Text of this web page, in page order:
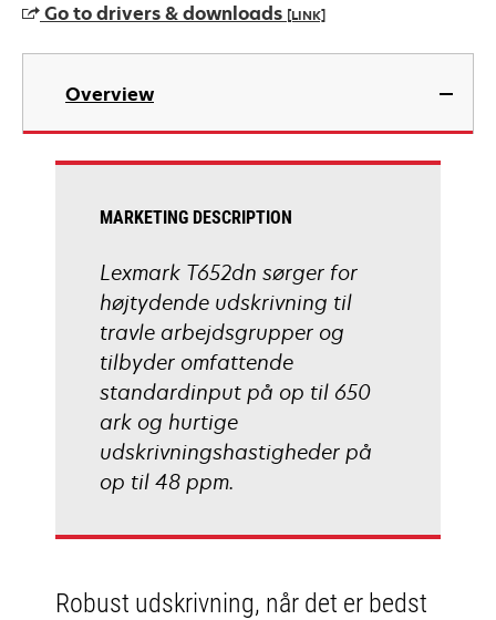
new
tab
Go to drivers & downloads [LINK]
opens
new
Overview
MARKETING DESCRIPTION
Lexmark T652dn sørger for
højtydende udskrivning til
travle arbejdsgrupper og
tilbyder omfattende
standardinput på op til 650
ark og hurtige
udskrivningshastigheder på
op til 48 ppm.
Robust udskrivning, når det er bedst